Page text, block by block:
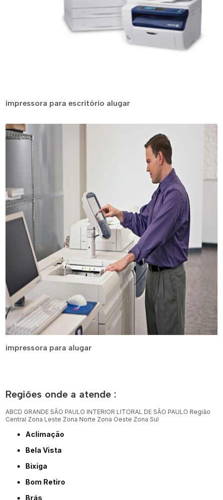
impressora para escritório alugar
impressora para alugar
Regiões onde a atende :
ABCD GRANDE SÃO PAULO INTERIOR LITORAL DE SÃO PAULO Região
Central Zona Leste Zona Norte Zona Oeste Zona Sul
Aclimação
Bela Vista
Bixiga
Bom Retiro
Brás